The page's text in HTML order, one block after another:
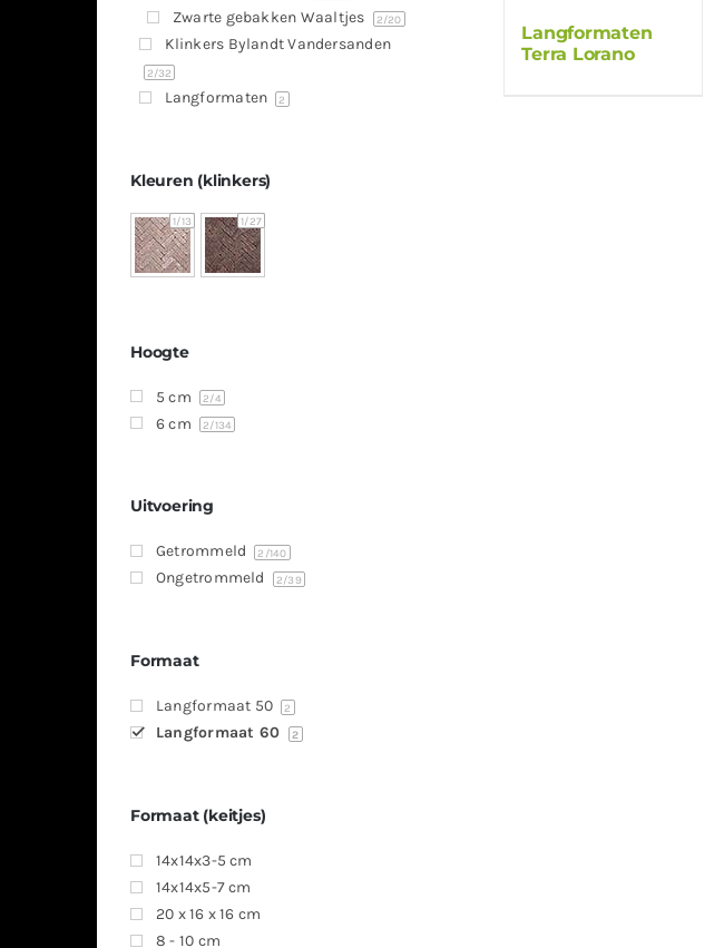
Langformaten
Terra Lorano
Zwarte gebakken Waaltjes 2/20
Klinkers Bylandt Vandersanden
2/32
Langformaten 2
Kleuren (klinkers)
1/13 1/27
Hoogte
5 cm 2/4
6 cm 2/134
Uitvoering
Getrommeld 2 /140
Ongetrommeld 2/39
Formaat
Langformaat 50 2
Langformaat 60 2
Formaat (keitjes)
14x14x3-5 cm
14x14x5-7 cm
20 x 16 x 16 cm
8 - 10 cm